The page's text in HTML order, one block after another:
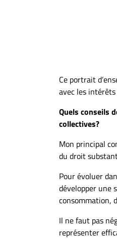
Ce portrait
avec les
Quels conseils
collectives?
Mon principal
du droit
Pour évoluer
développer une
consommation,
Il ne faut pas
représenter